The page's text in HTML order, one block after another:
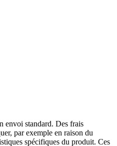
envoi standard. Des frais
par exemple en raison du
spécifiques du produit. Ces